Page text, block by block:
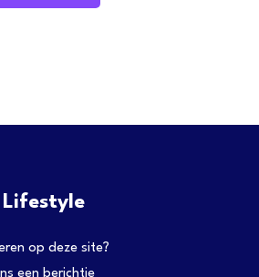
Lifestyle
op deze site?
een berichtje